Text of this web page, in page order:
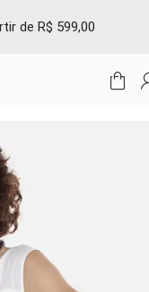
de R$ 599,00